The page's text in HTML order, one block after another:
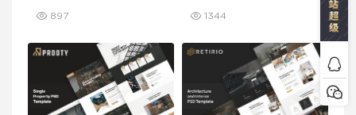
a 模板
897 1344